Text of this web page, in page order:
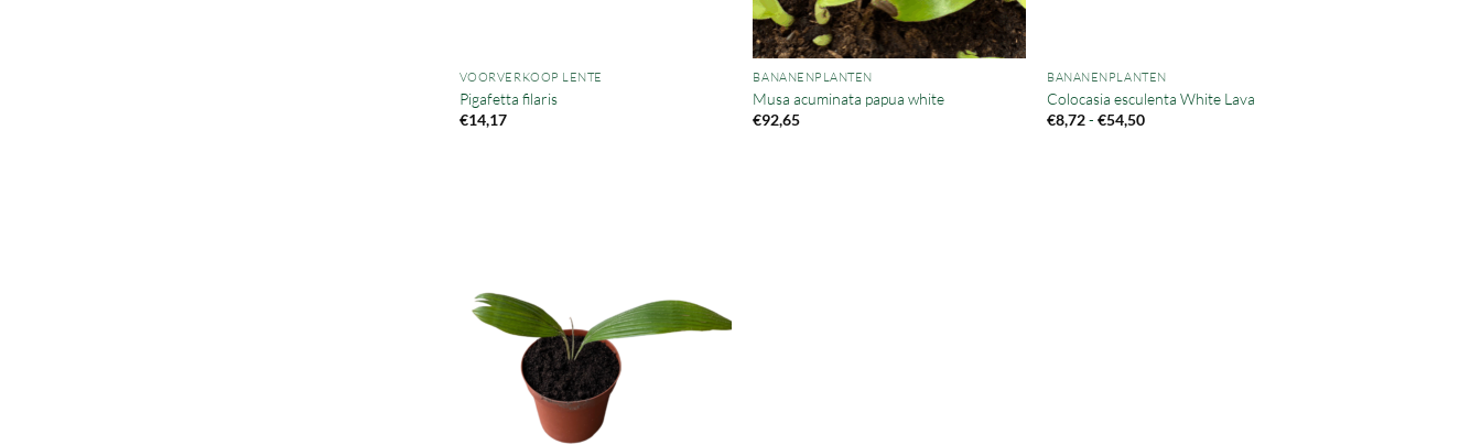
VOORVERKOOP LENTE
Pigafetta filaris
€14,17
BANANENPLANTEN
Musa acuminata papua white
€92,65
BANANENPLANTEN
Colocasia esculenta White Lava
€8,72- €54,50Prijsklasse: